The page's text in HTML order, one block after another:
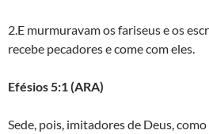
2.E murmuravam os fariseus e os
recebe pecadores e come com eles.
Efésios 5:1(ARA)
Sede, pois, imitadores de Deus,